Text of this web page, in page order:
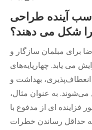
آینده طراحی
شکل می دهند؟
برای مبلمان سازگار و
می یابد. چهارپایه‌های
بهداشت و
می‌شوند. به عنوان مثال،
فزاینده ای از مدفوع با
حداقل رساندن خطرات